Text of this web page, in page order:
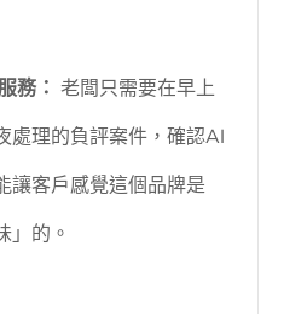
務： 老闆只需要在早上
處理的負評案件，確認AI
讓客戶感覺這個品牌是
」的。